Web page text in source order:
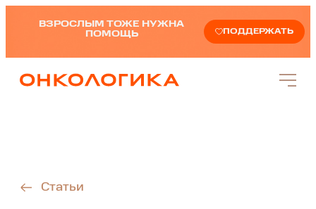
ВЗРОСЛЫМ ТОЖЕ НУЖНА
ПОМОЩЬ
ПОДДЕРЖАТЬ
Статьи